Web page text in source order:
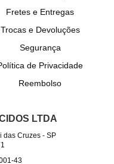
Fretes e Entregas
Trocas e Devoluções
Segurança
de Privacidade
Reembolso
LTDA
das Cruzes -SP
43